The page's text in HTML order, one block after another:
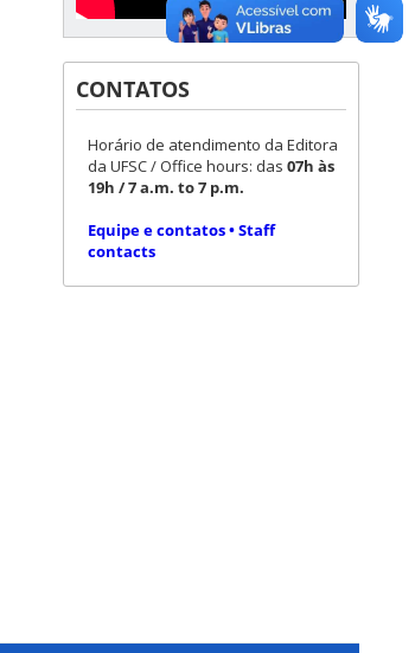
CONTATOS
Horário de atendimento da Editora
da UFSC / Office hours: das 07h às
19h / 7 a.m. to 7 p.m.
Equipe e contatos • Staff
contacts